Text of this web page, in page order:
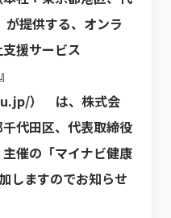
提供する、オンラ
援サービス
） は、株式会
代田区、代表取締役
催の「マイナビ健康
しますのでお知らせ